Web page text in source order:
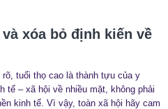
xóa bỏ định kiến về
tuổi thọ cao là thành tựu của y
tế – xã hội về nhiều mặt, không phải
kinh tế. Vì vậy, toàn xã hội hãy cam